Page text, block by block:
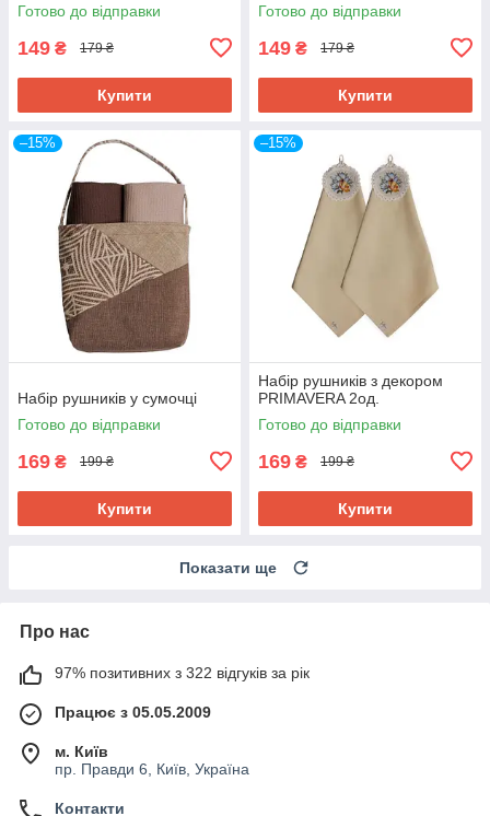
Готово до відправки
149 ₴ 179 ₴
Купити
Готово до відправки
149 ₴ 179 ₴
Купити
–15%
Набір рушників у сумочці
Готово до відправки
169 ₴ 199 ₴
Купити
–15%
Набір рушників з декором
PRIMAVERA 2од.
Готово до відправки
169 ₴ 199 ₴
Купити
Показати ще
Про нас
97% позитивних з 322 відгуків за рік
Працює з 05.05.2009
м. Київ
пр. Правди 6, Київ, Україна
Контакти